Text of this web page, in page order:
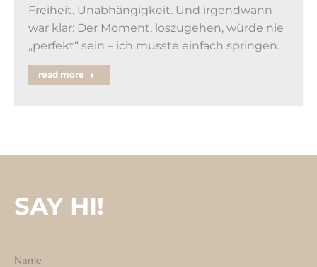
Freiheit. Unabhängigkeit. Und irgendwann
war klar: Der Moment, loszugehen, würde nie
„perfekt“ sein – ich musste einfach springen.
read more
SAY HI!
Name